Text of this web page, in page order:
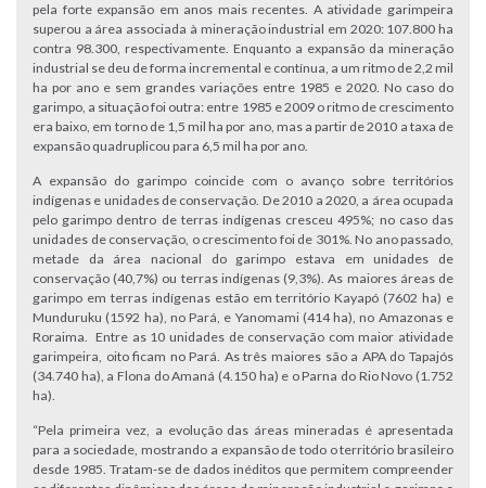
pela forte expansão em anos mais recentes. A atividade garimpeira
superou a área associada à mineração industrial em 2020: 107.800 ha
contra 98.300, respectivamente. Enquanto a expansão da mineração
industrial se deu de forma incremental e contínua, a um ritmo de 2,2 mil
ha por ano e sem grandes variações entre 1985 e 2020. No caso do
garimpo, a situação foi outra: entre 1985 e 2009 o ritmo de crescimento
era baixo, em torno de 1,5 mil ha por ano, mas a partir de 2010 a taxa de
expansão quadruplicou para 6,5 mil ha por ano.
A expansão do garimpo coincide com o avanço sobre territórios
indígenas e unidades de conservação. De 2010 a 2020, a área ocupada
pelo garimpo dentro de terras indígenas cresceu 495%; no caso das
unidades de conservação, o crescimento foi de 301%. No ano passado,
metade da área nacional do garimpo estava em unidades de
conservação (40,7%) ou terras indígenas (9,3%). As maiores áreas de
garimpo em terras indígenas estão em território Kayapó (7602 ha) e
Munduruku (1592 ha), no Pará, e Yanomami (414 ha), no Amazonas e
Roraima. Entre as 10 unidades de conservação com maior atividade
garimpeira, oito ficam no Pará. As três maiores são a APA do Tapajós
(34.740 ha), a Flona do Amaná (4.150 ha) e o Parna do Rio Novo (1.752
ha).
“Pela primeira vez, a evolução das áreas mineradas é apresentada
para a sociedade, mostrando a expansão de todo o território brasileiro
desde 1985. Tratam-se de dados inéditos que permitem compreender